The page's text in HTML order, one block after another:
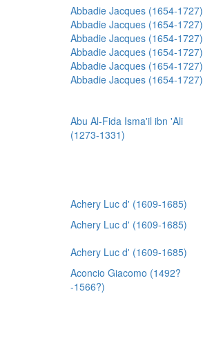
Abbadie Jacques (1654-1727)
Abbadie Jacques (1654-1727)
Abbadie Jacques (1654-1727)
Abbadie Jacques (1654-1727)
Abbadie Jacques (1654-1727)
Abbadie Jacques (1654-1727)
Abu Al-Fida Isma'il ibn 'Ali
(1273-1331)
Achery Luc d' (1609-1685)
Achery Luc d' (1609-1685)
Achery Luc d' (1609-1685)
Aconcio Giacomo (1492?
-1566?)